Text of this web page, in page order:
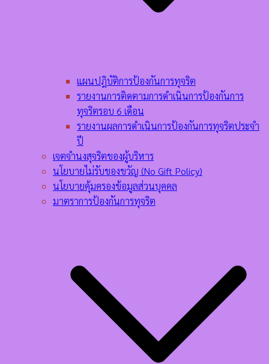
แผนปฎิบัติการป้องกันการทุจริต
รายงานการติดตามการดำเนินการป้องกันการ
ทุจริตรอบ 6 เดือน
รายงานผลการดำเนินการป้องกันการทุจริตประจำ
ปี
เจตจำนงสุจริตของผู้บริหาร
นโยบายไม่รับของขวัญ (No Gift Policy)
นโยบายคุ้มครองข้อมูลส่วนบุคคล
มาตราการป้องกันการทุจริต